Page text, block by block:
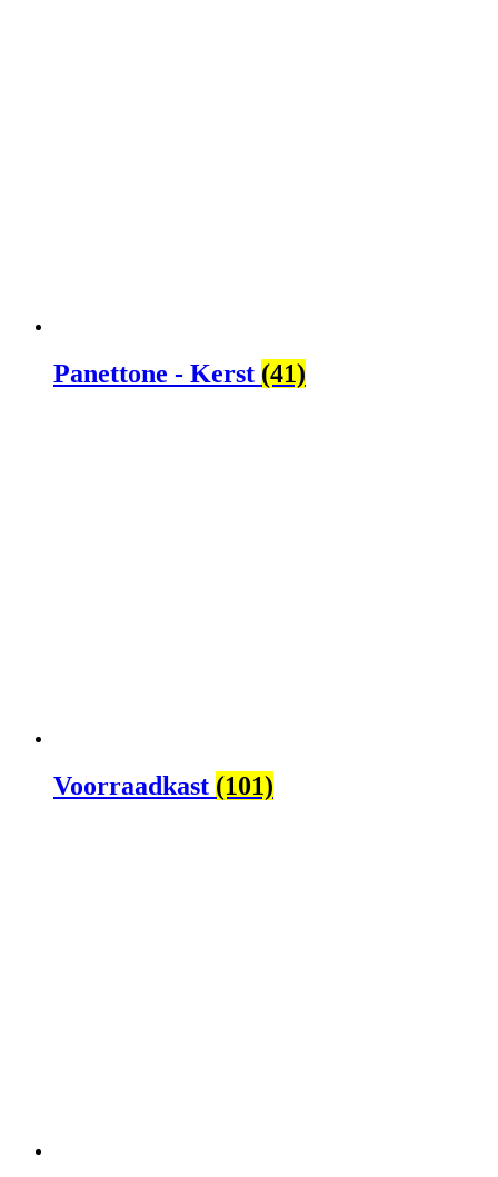
Panettone - Kerst (41)
Voorraadkast (101)